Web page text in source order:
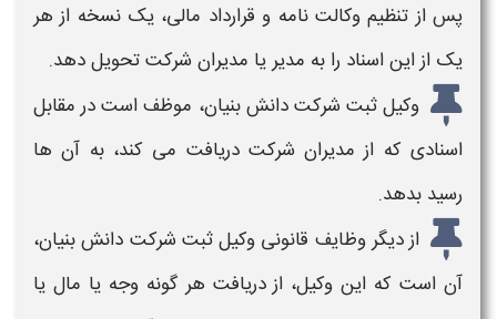
پس از تنظیم وکالت نامه و قرارداد مالی، یک نسخه از هر
یک از این اسناد را به مدیر یا مدیران شرکت تحویل دهد.
وکیل ثبت شرکت دانش بنیان، موظفاست در مقابل
اسنادی که از مدیران شرکت دریافت می کند، به آن ها
رسید بدهد.
از دیگروظایف قانونی وکیل ثبت شرکت دانش بنیان،
آن است که این وکیل، از دریافت هر گونه وجه یا مال یا